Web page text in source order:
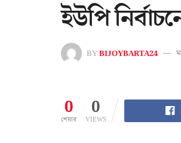
ইউপি
BYBIJOYBARTA24
0
শেয়ার
0
VIEWS